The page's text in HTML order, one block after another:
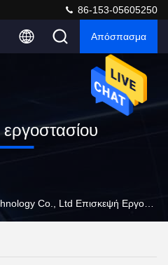
86-153-05605250
Απόσπασμα